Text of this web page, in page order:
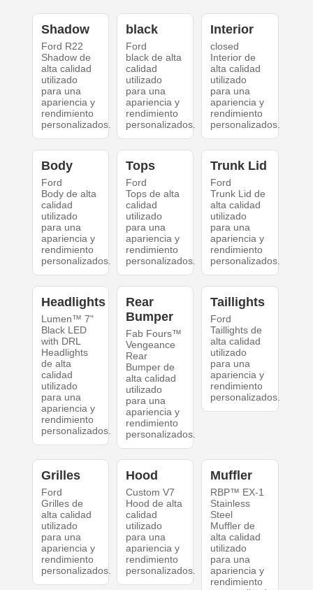
Shadow
Ford R22
Shadow de
alta calidad
utilizado
para una
apariencia y
rendimiento
personalizados.
black
Ford
black de alta
calidad
utilizado
para una
apariencia y
rendimiento
personalizados.
Interior
closed
Interior de
alta calidad
utilizado
para una
apariencia y
rendimiento
personalizados.
Body
Ford
Body de alta
calidad
utilizado
para una
apariencia y
rendimiento
personalizados.
Tops
Ford
Tops de alta
calidad
utilizado
para una
apariencia y
rendimiento
personalizados.
Trunk Lid
Ford
Trunk Lid de
alta calidad
utilizado
para una
apariencia y
rendimiento
personalizados.
Headlights
Lumen™ 7"
Black LED
with DRL
Headlights
de alta
calidad
utilizado
para una
apariencia y
rendimiento
personalizados.
Rear
Bumper
Fab Fours™
Vengeance
Rear
Bumper de
alta calidad
utilizado
para una
apariencia y
rendimiento
personalizados.
Taillights
Ford
Taillights de
alta calidad
utilizado
para una
apariencia y
rendimiento
personalizados.
Grilles
Ford
Grilles de
alta calidad
utilizado
para una
apariencia y
rendimiento
personalizados.
Hood
Custom V7
Hood de alta
calidad
utilizado
para una
apariencia y
rendimiento
personalizados.
Muffler
RBP™ EX-1
Stainless
Steel
Muffler de
alta calidad
utilizado
para una
apariencia y
rendimiento